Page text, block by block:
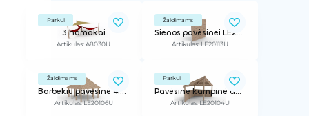
Parkui
3 hamakai
Artikulas: A8030U
Žaidimams
Sienos pavėsinei LE20112
Artikulas: LE20113U
Žaidimams
Barbekiu pavėsinė 4.5x4.5
Artikulas: LE20106U
Parkui
Pavėsinė kampinė aukštu stogu
Artikulas: LE20104U